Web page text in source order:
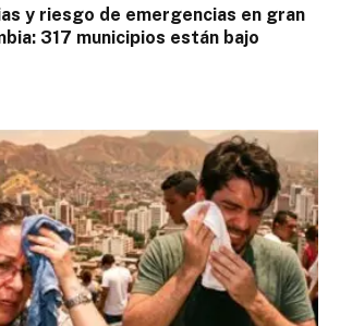
y riesgo de emergencias en gran
317 municipios están bajo